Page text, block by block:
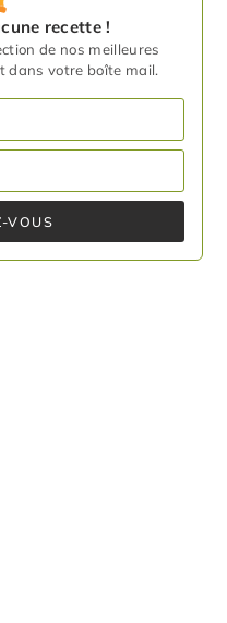
recette !
de nos meilleures
dans votre boîte mail.
VOUS